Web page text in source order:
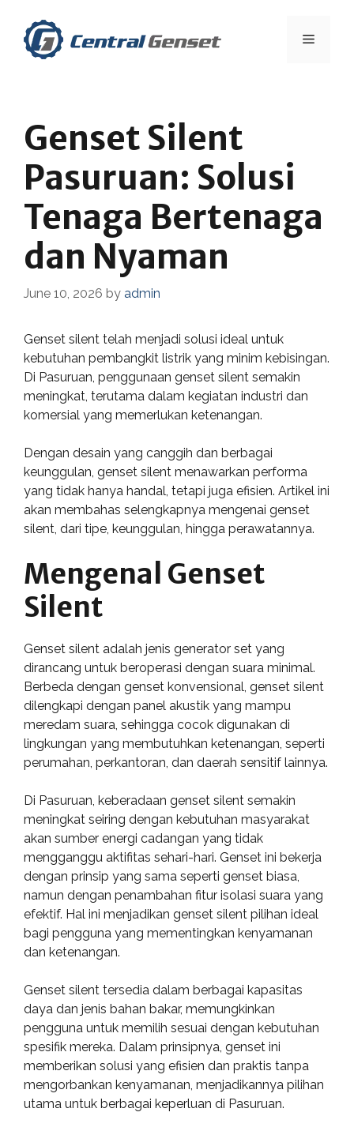
content
Menu
Genset Silent
Pasuruan: Solusi
Tenaga Bertenaga
dan Nyaman
June 10, 2026 by admin
Genset silent telah menjadi solusi ideal untuk
kebutuhan pembangkit listrik yang minim kebisingan.
Di Pasuruan, penggunaan genset silent semakin
meningkat, terutama dalam kegiatan industri dan
komersial yang memerlukan ketenangan.
Dengan desain yang canggih dan berbagai
keunggulan, genset silent menawarkan performa
yang tidak hanya handal, tetapi juga efisien. Artikel ini
akan membahas selengkapnya mengenai genset
silent, dari tipe, keunggulan, hingga perawatannya.
Mengenal Genset
Silent
Genset silent adalah jenis generator set yang
dirancang untuk beroperasi dengan suara minimal.
Berbeda dengan genset konvensional, genset silent
dilengkapi dengan panel akustik yang mampu
meredam suara, sehingga cocok digunakan di
lingkungan yang membutuhkan ketenangan, seperti
perumahan, perkantoran, dan daerah sensitif lainnya.
Di Pasuruan, keberadaan genset silent semakin
meningkat seiring dengan kebutuhan masyarakat
akan sumber energi cadangan yang tidak
mengganggu aktifitas sehari-hari. Genset ini bekerja
dengan prinsip yang sama seperti genset biasa,
namun dengan penambahan fitur isolasi suara yang
efektif. Hal ini menjadikan genset silent pilihan ideal
bagi pengguna yang mementingkan kenyamanan
dan ketenangan.
Genset silent tersedia dalam berbagai kapasitas
daya dan jenis bahan bakar, memungkinkan
pengguna untuk memilih sesuai dengan kebutuhan
spesifik mereka. Dalam prinsipnya, genset ini
memberikan solusi yang efisien dan praktis tanpa
mengorbankan kenyamanan, menjadikannya pilihan
utama untuk berbagai keperluan di Pasuruan.